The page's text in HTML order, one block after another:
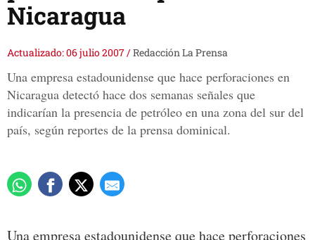
Nicaragua
Actualizado: 06 julio 2007/Redacción La Prensa
Una empresa estadounidense que hace perforaciones en
Nicaragua detectó hace dos semanas señales que
indicarían la presencia de petróleo en una zona del sur del
país, según reportes de la prensa dominical.
Una empresa estadounidense que hace perforaciones